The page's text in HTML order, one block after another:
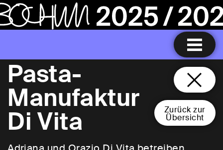
Zurück zur
Übersicht
Pasta-
Manufaktur
Di Vita